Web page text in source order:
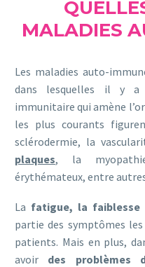
MALADIES
Les maladies auto-
dans lesquelles il y a
immunitaire qui amène
les plus courants
sclérodermie, la
plaques, la
érythémateux, entre
La fatigue, la faiblesse
partie des symptômes
patients. Mais en plus,
avoir des problèmes